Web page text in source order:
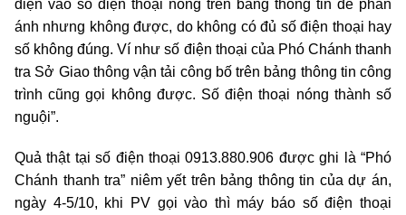
điện vào số điện thoại nóng trên bảng thông tin để phản
ánh nhưng không được, do không có đủ số điện thoại hay
số không đúng. Ví như số điện thoại của Phó Chánh thanh
tra Sở Giao thông vận tải công bố trên bảng thông tin công
trình cũng gọi không được. Số điện thoại nóng thành số
nguội”.
Quả thật tại số điện thoại 0913.880.906 được ghi là “Phó
Chánh thanh tra” niêm yết trên bảng thông tin của dự án,
ngày 4-5/10, khi PV gọi vào thì máy báo số điện thoại